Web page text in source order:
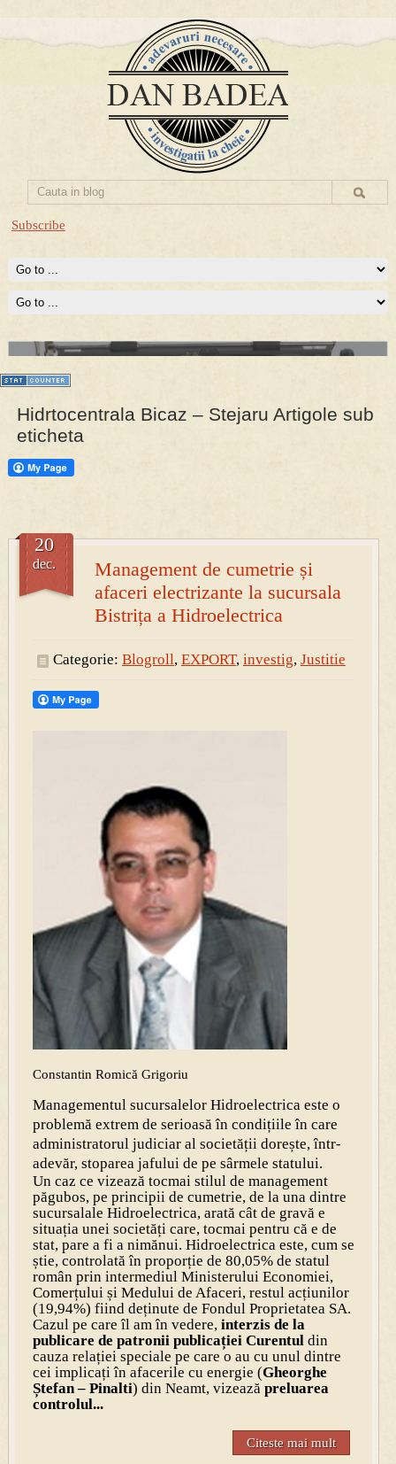
Subscribe
PRESA
Prima mea carte publicata (Nemira)
Averea Presedintelui: prima lucrare despre controversatele
conturi secrete ale Securitatii.
Hidrtocentrala Bicaz – Stejaru Artigole sub
eticheta
Management de cumetrie și
afaceri electrizante la sucursala
Bistrița a Hidroelectrica
20
dec.
Categorie: Blogroll, EXPORT, investig, Justitie
Constantin Romică Grigoriu
Managementul sucursalelor Hidroelectrica este o
problemă extrem de serioasă în condițiile în care
administratorul judiciar al societății dorește, într-
adevăr, stoparea jafului de pe sârmele statului.
Un caz ce vizează tocmai stilul de management
păgubos, pe principii de cumetrie, de la una dintre
sucursalale Hidroelectrica, arată cât de gravă e
situația unei societăți care, tocmai pentru că e de
stat, pare a fi a nimănui. Hidroelectrica este, cum se
știe, controlată în proporție de 80,05% de statul
român prin intermediul Ministerului Economiei,
Comerțului și Medului de Afaceri, restul acțiunilor
(19,94%) fiind deținute de Fondul Proprietatea SA.
Cazul pe care îl am în vedere, interzis de la
publicare de patronii publicației Curentuldin
cauza relației speciale pe care o au cu unul dintre
cei implicați în afacerile cu energie (Gheorghe
Ștefan – Pinalti) din Neamt, vizează preluarea
controlul...
Citeste mai mult